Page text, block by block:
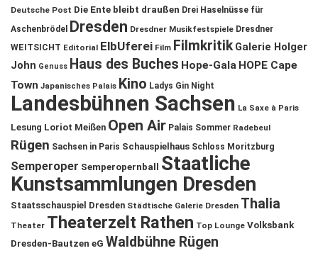
Deutsche Post Die Ente bleibt draußen Drei Haselnüsse für
Aschenbrödel
Dresden Dresdner Musikfestspiele Dresdner
WEITSICHT Editorial ElbUferei Film Filmkritik Galerie Holger
John Genuss Haus des Buches Hope-Gala HOPE Cape
Town Japanisches Palais Kino Ladys Gin Night
Landesbühnen Sachsen La Saxe à Paris
Lesung Loriot Meißen Open Air Palais Sommer Radebeul
Rügen Sachsen in Paris Schauspielhaus Schloss Moritzburg
Semperoper Semperopernball
Staatliche
Kunstsammlungen Dresden
Staatsschauspiel Dresden Städtische Galerie Dresden Thalia
Theater Theaterzelt Rathen Top Lounge Volksbank
Dresden-Bautzen eG Waldbühne Rügen